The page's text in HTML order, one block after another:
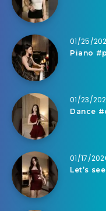
01/25/
Piano
01/23/
Dance
01/17/
Let’s